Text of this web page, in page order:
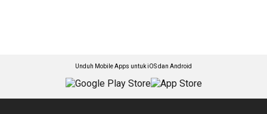
Unduh Mobile Apps untuk iOS dan Android